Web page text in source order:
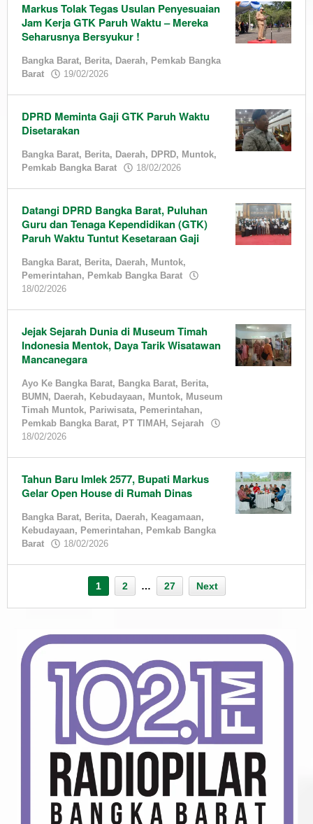
Markus Tolak Tegas Usulan Penyesuaian
Jam Kerja GTK Paruh Waktu – Mereka
Seharusnya Bersyukur !
Bangka Barat, Berita, Daerah, Pemkab Bangka
Barat
19/02/2026
DPRD Meminta Gaji GTK Paruh Waktu
Disetarakan
Bangka Barat, Berita, Daerah, DPRD, Muntok,
Pemkab Bangka Barat
18/02/2026
Datangi DPRD Bangka Barat, Puluhan
Guru dan Tenaga Kependidikan (GTK)
Paruh Waktu Tuntut Kesetaraan Gaji
Bangka Barat, Berita, Daerah, Muntok,
Pemerintahan, Pemkab Bangka Barat
18/02/2026
Jejak Sejarah Dunia di Museum Timah
Indonesia Mentok, Daya Tarik Wisatawan
Mancanegara
Ayo Ke Bangka Barat, Bangka Barat, Berita,
BUMN , Daerah, Kebudayaan, Muntok, Museum
Timah Muntok, Pariwisata, Pemerintahan,
Pemkab Bangka Barat, PT TIMAH , Sejarah
18/02/2026
Tahun Baru Imlek 2577, Bupati Markus
Gelar Open House di Rumah Dinas
Bangka Barat, Berita, Daerah, Keagamaan,
Kebudayaan, Pemerintahan, Pemkab Bangka
Barat
18/02/2026
1 2 … 27 Next